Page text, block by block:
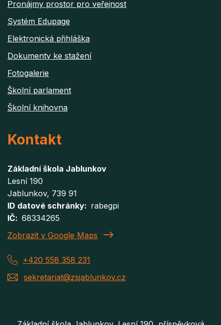
Pronájmy prostor pro veřejnost
Systém Edupage
Elektronická přihláška
Dokumenty ke stažení
Fotogalerie
Školní parlament
Školní knihovna
Kontakt
Základní škola Jablunkov
Lesní 190
Jablunkov, 739 91
ID datové schránky
rabegpi
IČ
68334265
Zobrazit v Google Maps
+420 558 358 231
sekretariat@zsjablunkov.cz